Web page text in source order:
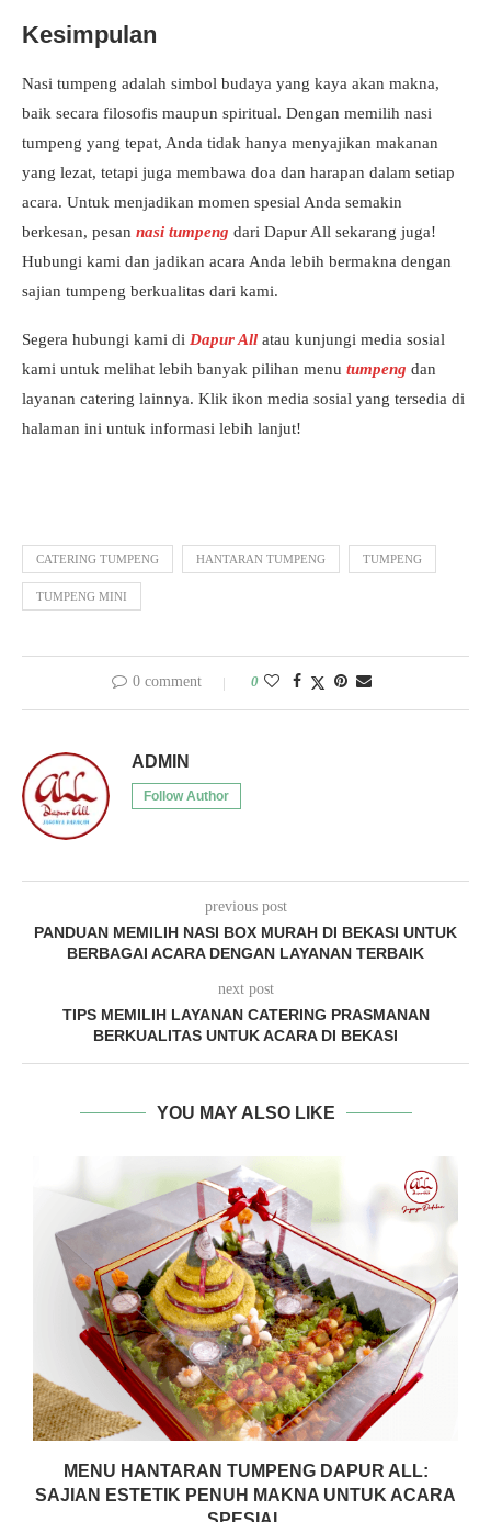
Kesimpulan
Nasi tumpeng adalah simbol budaya yang kaya akan makna,
baik secara filosofis maupun spiritual. Dengan memilih nasi
tumpeng yang tepat, Anda tidak hanya menyajikan makanan
yang lezat, tetapi juga membawa doa dan harapan dalam setiap
acara. Untuk menjadikan momen spesial Anda semakin
berkesan, pesan nasi tumpeng dari Dapur All sekarang juga!
Hubungi kami dan jadikan acara Anda lebih bermakna dengan
sajian tumpeng berkualitas dari kami.
Segera hubungi kami di Dapur All atau kunjungi media sosial
kami untuk melihat lebih banyak pilihan menu tumpeng dan
layanan catering lainnya. Klik ikon media sosial yang tersedia di
halaman ini untuk informasi lebih lanjut!
CATERING TUMPENG HANTARAN TUMPENG TUMPENG
TUMPENG MINI
0 comment 0
ADMIN
Follow Author
previous post
PANDUAN MEMILIH NASI BOX MURAH DI BEKASI UNTUK
BERBAGAI ACARA DENGAN LAYANAN TERBAIK
next post
TIPS MEMILIH LAYANAN CATERING PRASMANAN
BERKUALITAS UNTUK ACARA DI BEKASI
YOU MAY ALSO LIKE
MENU HANTARAN TUMPENG DAPUR ALL:
SAJIAN ESTETIK PENUH MAKNA UNTUK ACARA